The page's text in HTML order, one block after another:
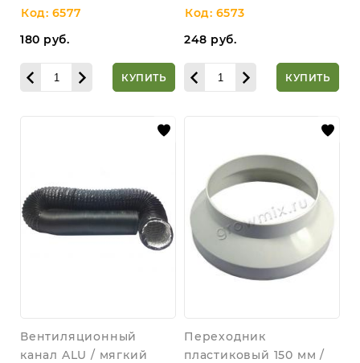
Код: 6577
180 руб.
КУПИТЬ
Код: 6573
248 руб.
КУПИТЬ
Вентиляционный
канал ALU / мягкий
Переходник
пластиковый 150 мм /